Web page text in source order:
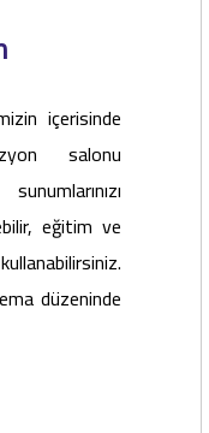
içerisinde
salonu
eğitim ve
düzeninde